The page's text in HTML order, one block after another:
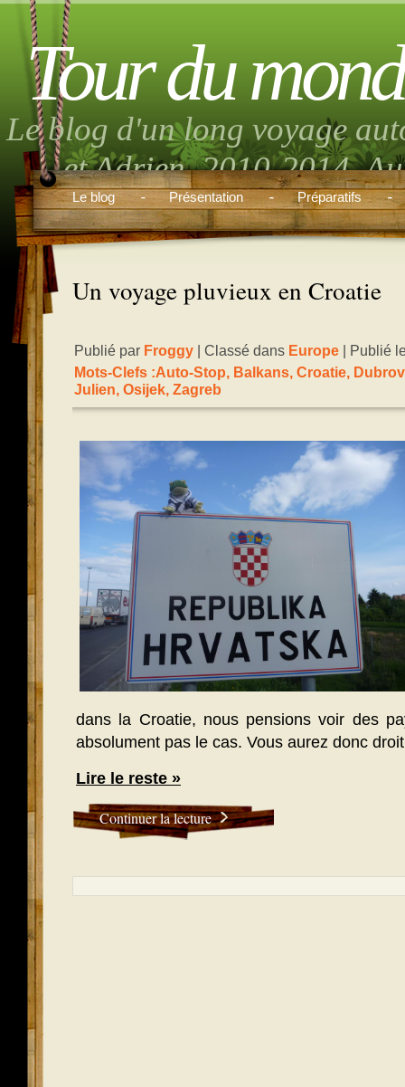
Tour du
Le blog d'un long voyage
et Adrien. 2010-2014.
musique, randonnée,
Le blog Présentation Préparatifs
Un voyage pluvieux en Croatie
Publié par Froggy | Classé dans Europe | Publié
Mots-Clefs :Auto-Stop, Balkans, Croatie,
Julien, Osijek, Zagreb
dans la Croatie, nous pensions voir des
absolument pas le cas. Vous aurez donc
Lire le reste »
Continuer la lecture